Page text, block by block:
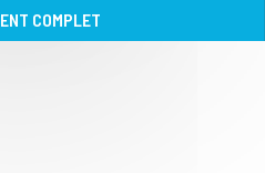
COMPLET